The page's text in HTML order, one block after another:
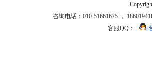
咨询电话：010-51661675 ，
客服QQ：
[